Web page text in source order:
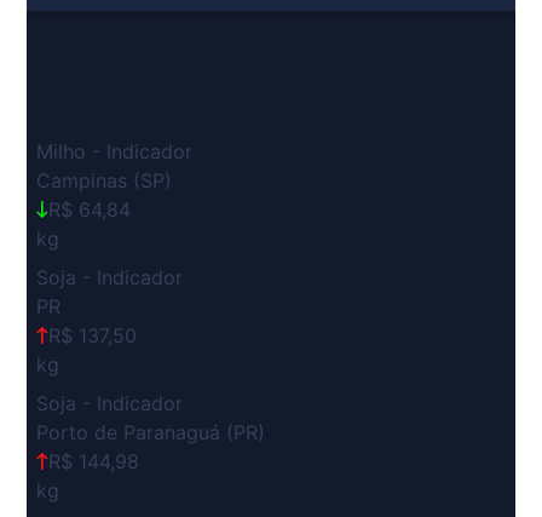
Milho - Indicador
Campinas (SP)
R$ 64,84
kg
Soja - Indicador
PR
R$ 137,50
kg
Soja - Indicador
Porto de Paranaguá (PR)
R$ 144,98
kg